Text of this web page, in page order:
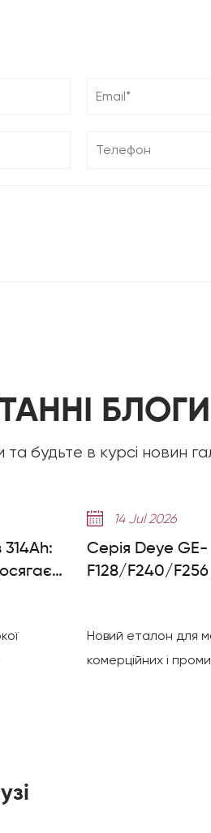
БЛОГИ
будьте в курсі новин
14 Jul 2026
Серія Deye GE-
F128/F240/F256
C&I ESS
Новий еталон для
комерційних і